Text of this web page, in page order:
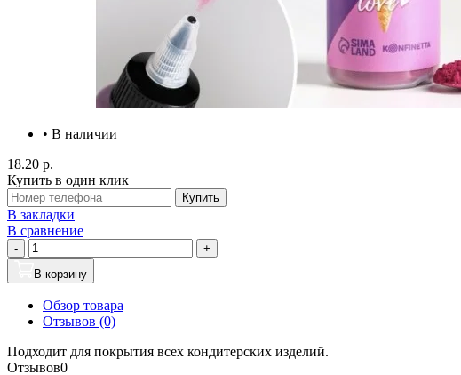
• В наличии
18.20 р.
Купить в один клик
Купить
В закладки
В сравнение
-
+
В корзину
Обзор товара
Отзывов (0)
Подходит для покрытия всех кондитерских изделий.
Отзывов0